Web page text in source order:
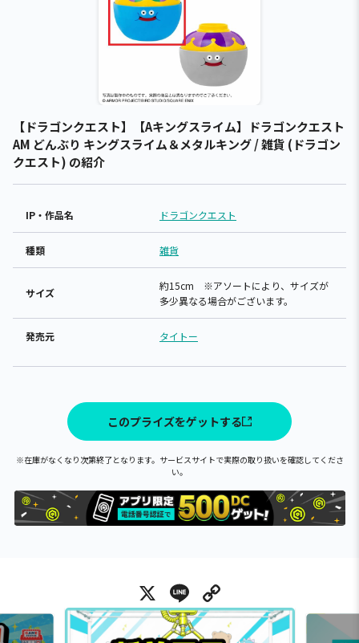
【ドラゴンクエスト】【Aキングスライム】ドラゴンクエスト
AM どんぶり キングスライム＆メタルキング / 雑貨 (ドラゴン
クエスト) の紹介
IP・作品名 ドラゴンクエスト
種類 雑貨
サイズ
約15cm ※アソートにより、サイズが
多少異なる場合がございます。
発売元 タイトー
このプライズをゲットする
※在庫がなくなり次第終了となります。サービスサイトで実際の取り扱いを確認してくださ
い。
X Line